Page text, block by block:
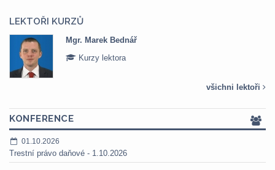
LEKTOŘI KURZŮ
Mgr. Marek Bednář
Kurzy lektora
všichni lektoři
KONFERENCE
01.10.2026
Trestní právo daňové - 1.10.2026